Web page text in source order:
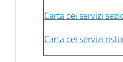
Carta dei servizi
Carta dei servizi